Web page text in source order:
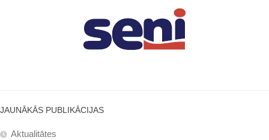
JAUNĀKĀS PUBLIKĀCIJAS
Aktualitātes